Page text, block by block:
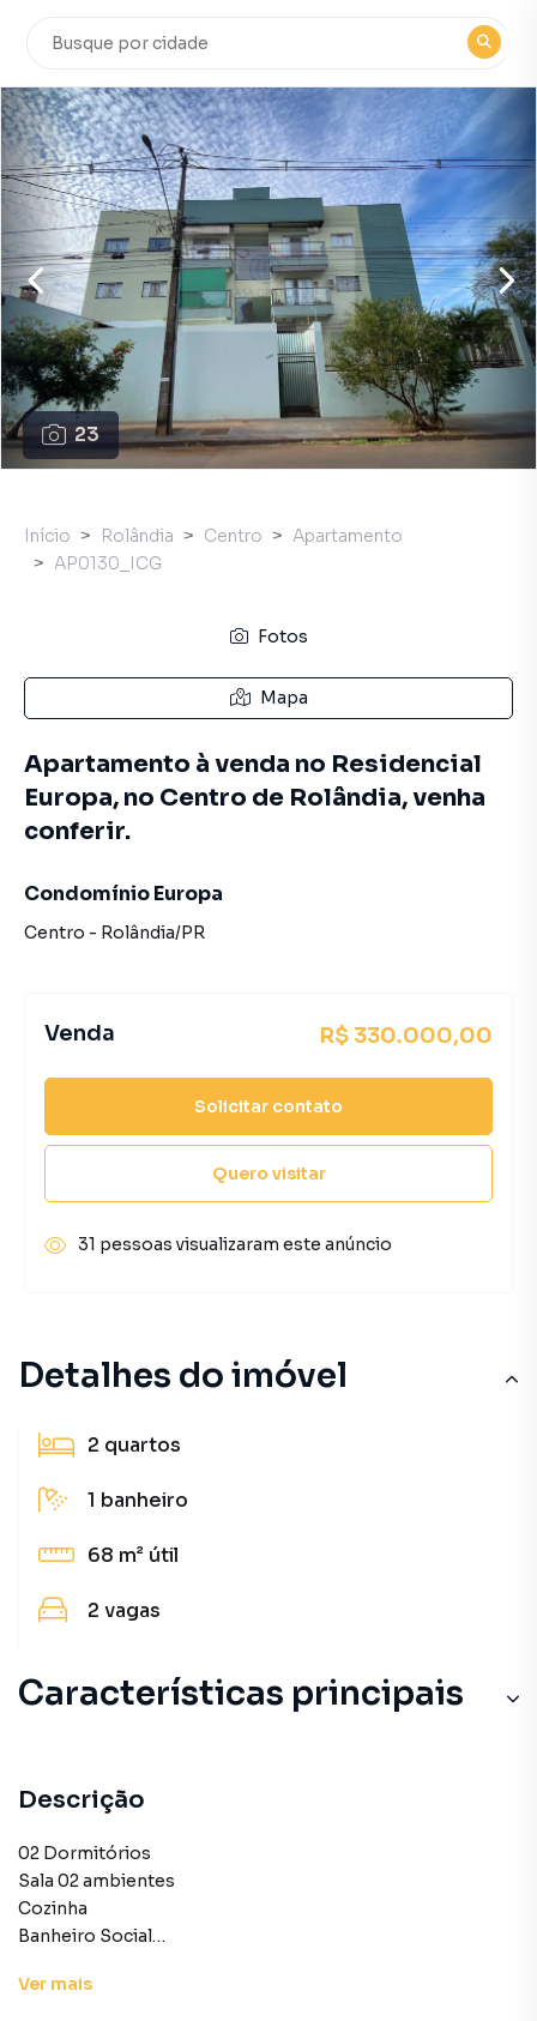
23
Detalhes do imóvel
2 quartos
1 banheiro
68 m² útil
2 vagas
Características principais
Descrição
02 Dormitórios
Sala 02 ambientes
Cozinha
Banheiro Social
Garagem para 02 carros
Ver mais
Início Rolândia Centro
Apartamento
AP0130_ICG
Fotos
Mapa
Apartamento à venda no Residencial
Europa, no Centro de Rolândia, venha
conferir.
Condomínio Europa
Centro - Rolândia/PR
Venda R$ 330.000,00
Solicitar contato
Quero visitar
31 pessoas visualizaram este anúncio